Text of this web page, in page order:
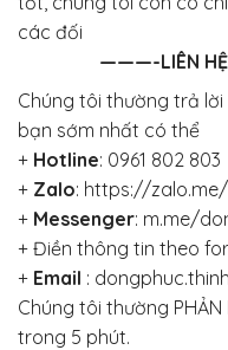
các đối
———-LIÊN
Chúng tôi thường trả
bạn sớm nhất có thể
+ Hotline: 0961 802 803
+ Zalo: https://zalo.me/
+ Messenger: m.me/
+ Điền thông tin theo
+ Email :
Chúng tôi thường
trong 5 phút.